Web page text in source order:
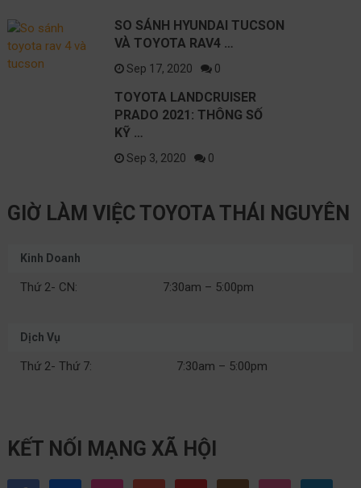
SO SÁNH HYUNDAI TUCSON
VÀ TOYOTA RAV4 …
Sep 17, 2020 0
TOYOTA LANDCRUISER
PRADO 2021: THÔNG SỐ
KỸ …
Sep 3, 2020 0
GIỜ LÀM VIỆC TOYOTA THÁI NGUYÊN
Kinh Doanh
Thứ 2- CN: 7:30am – 5:00pm
Dịch Vụ
Thứ 2- Thứ 7: 7:30am – 5:00pm
KẾT NỐI MẠNG XÃ HỘI